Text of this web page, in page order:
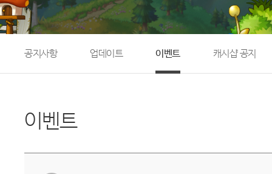
공지사항 업데이트 이벤트 캐시샵 공지
이벤트